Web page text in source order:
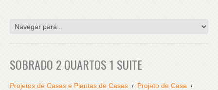
SOBRADO 2 QUARTOS 1 SUITE
Projetos de Casas e Plantas de Casas
Projeto de Casa